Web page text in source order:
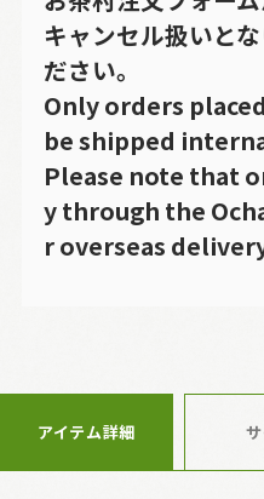
キャンセル扱いと
ださい。
Only orders
be shipped
Please note that
y through the
r overseas
アイテム詳細